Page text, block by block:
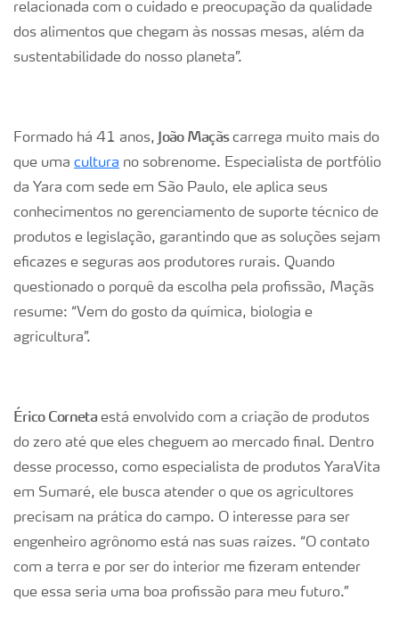
relacionada com o cuidado e preocupação da qualidade
dos alimentos que chegam às nossas mesas, além da
sustentabilidade do nosso planeta”.
Formado há 41 anos, João Maçãscarrega muito mais do
que uma cultura no sobrenome. Especialista de portfólio
da Yara com sede em São Paulo, ele aplica seus
conhecimentos no gerenciamento de suporte técnico de
produtos e legislação, garantindo que as soluções sejam
eficazes e seguras aos produtores rurais. Quando
questionado o porquê da escolha pela profissão, Maçãs
resume: “Vem do gosto da química, biologia e
agricultura”.
Érico Cornetaestá envolvido com a criação de produtos
do zero até que eles cheguem ao mercado final. Dentro
desse processo, como especialista de produtos YaraVita
em Sumaré, ele busca atender o que os agricultores
precisam na prática do campo. O interesse para ser
engenheiro agrônomo está nas suas raízes. “O contato
com a terra e por ser do interior me fizeram entender
que essa seria uma boa profissão para meu futuro.”